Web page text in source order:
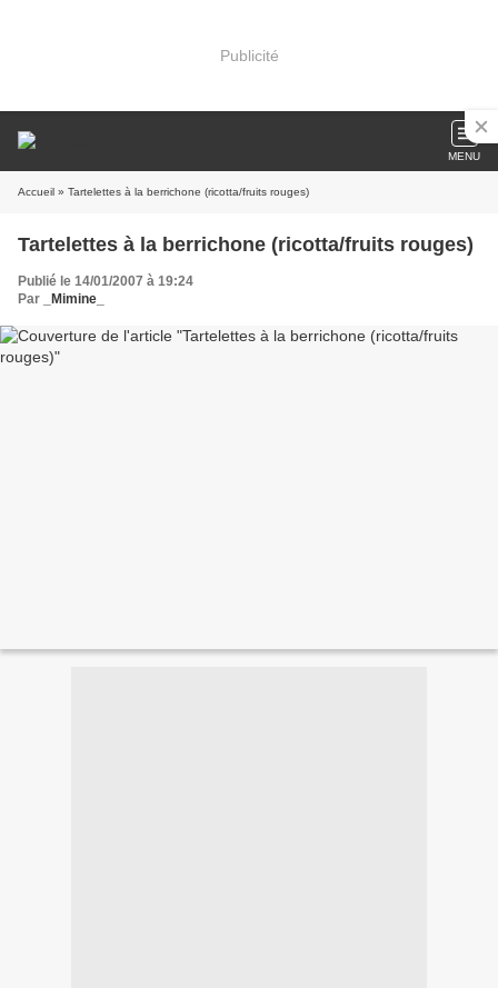
Publicité
MENU
Accueil » Tartelettes à la berrichone (ricotta/fruits rouges)
Tartelettes à la berrichone (ricotta/fruits rouges)
Publié le 14/01/2007 à 19:24
Par
_Mimine_